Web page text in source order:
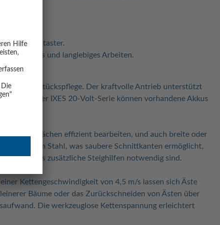
Hochentaster.
und langlebiges Arbeiten.
die Grundstückspflege. Der kraftvolle Antrieb unterstützt
Als Teil der IXES 20-Volt-Serie können vorhandene Akkus
größere Flächen effizient bearbeiten, und auch breite oder
Stahl, was saubere Schnittkanten ermöglicht,
ohne dass zusätzliche Steighilfen notwendig sind.
Kettengeschwindigkeit von 4,5 m/s lassen sich Äste
Bäume oder das Zurückschneiden von Ästen über
Die werkzeuglose Kettenspannung erleichtert